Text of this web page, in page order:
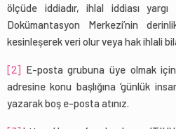
ölçüde iddiadır, ihlal iddiası
Dokümantasyon Merkezi’nin
kesinleşerek veri olur veya hak ihlali
[2] E-posta grubuna üye olmak
adresine konu başlığına ‘günlük
yazarak boş e-posta atınız.